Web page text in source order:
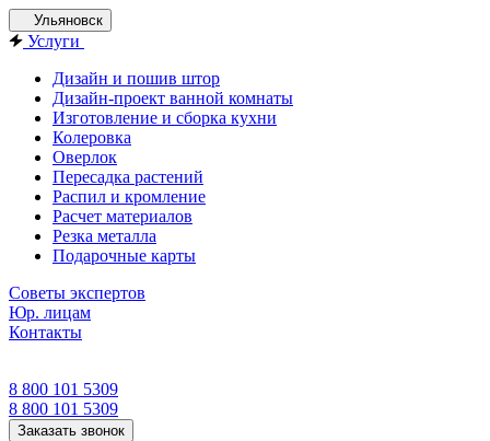
Ульяновск
Услуги
Дизайн и пошив штор
Дизайн-проект ванной комнаты
Изготовление и сборка кухни
Колеровка
Оверлок
Пересадка растений
Распил и кромление
Расчет материалов
Резка металла
Подарочные карты
Советы экспертов
Юр. лицам
Контакты
8 800 101 5309
8 800 101 5309
Заказать звонок